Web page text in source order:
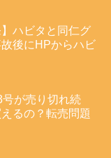
】ハビタと同仁グ
後にHPからハビ
が売り切れ続
るの？転売問題